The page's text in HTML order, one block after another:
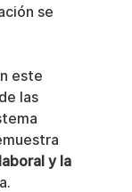
se
este
las
y la